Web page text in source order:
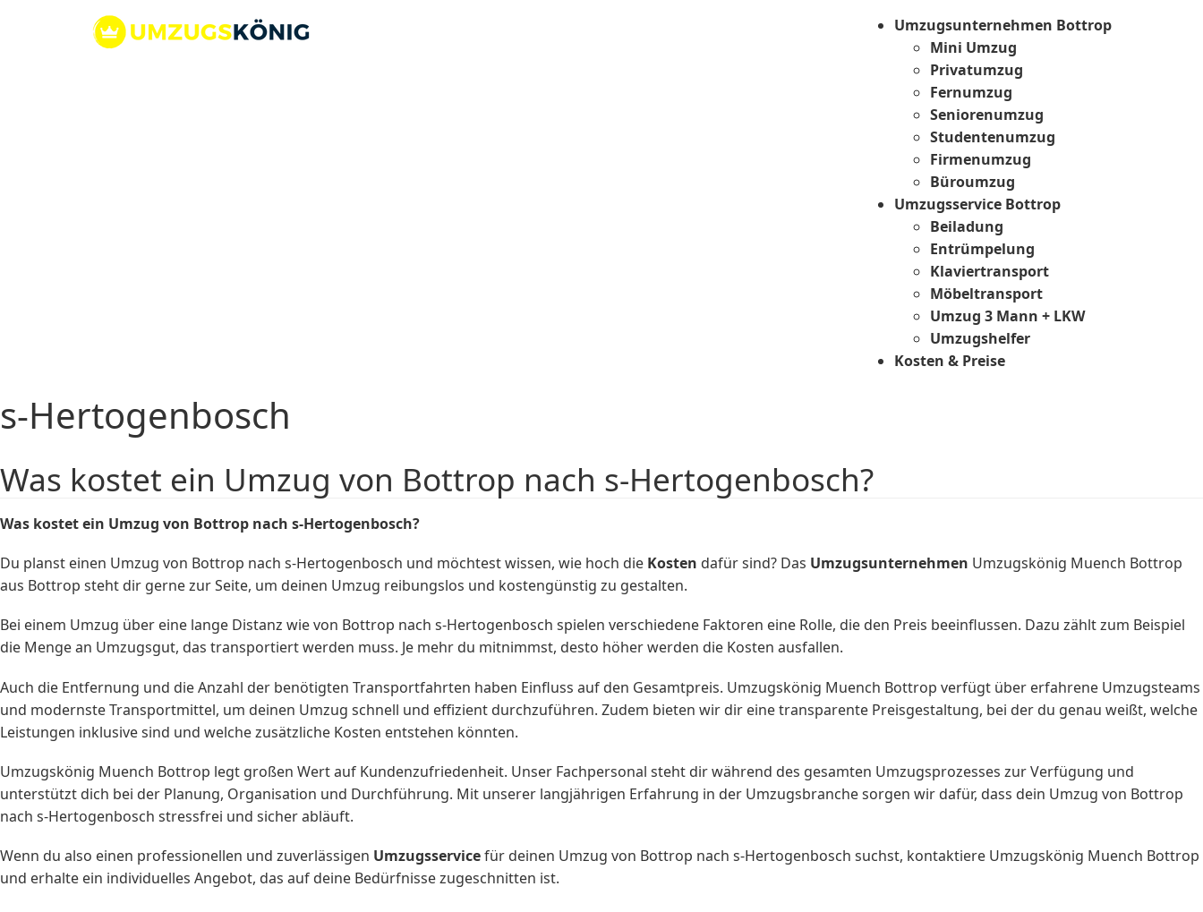
Umzugsunternehmen Bottrop
Mini Umzug
Privatumzug
Fernumzug
Seniorenumzug
Studentenumzug
Firmenumzug
Büroumzug
Umzugsservice Bottrop
Beiladung
Entrümpelung
Klaviertransport
Möbeltransport
Umzug 3 Mann + LKW
Umzugshelfer
Kosten & Preise
s-Hertogenbosch
Was kostet ein Umzug von Bottrop nach s-Hertogenbosch?
Was kostet ein Umzug von Bottrop nach s-Hertogenbosch?
Du planst einen Umzug von Bottrop nach s-Hertogenbosch und möchtest wissen, wie hoch die Kosten dafür sind? Das Umzugsunternehmen Umzugskönig Muench Bottrop
aus Bottrop steht dir gerne zur Seite, um deinen Umzug reibungslos und kostengünstig zu gestalten.
Bei einem Umzug über eine lange Distanz wie von Bottrop nach s-Hertogenbosch spielen verschiedene Faktoren eine Rolle, die den Preis beeinflussen. Dazu zählt zum Beispiel
die Menge an Umzugsgut, das transportiert werden muss. Je mehr du mitnimmst, desto höher werden die Kosten ausfallen.
Auch die Entfernung und die Anzahl der benötigten Transportfahrten haben Einfluss auf den Gesamtpreis. Umzugskönig Muench Bottrop verfügt über erfahrene Umzugsteams
und modernste Transportmittel, um deinen Umzug schnell und effizient durchzuführen. Zudem bieten wir dir eine transparente Preisgestaltung, bei der du genau weißt, welche
Leistungen inklusive sind und welche zusätzliche Kosten entstehen könnten.
Umzugskönig Muench Bottrop legt großen Wert auf Kundenzufriedenheit. Unser Fachpersonal steht dir während des gesamten Umzugsprozesses zur Verfügung und
unterstützt dich bei der Planung, Organisation und Durchführung. Mit unserer langjährigen Erfahrung in der Umzugsbranche sorgen wir dafür, dass dein Umzug von Bottrop
nach s-Hertogenbosch stressfrei und sicher abläuft.
Wenn du also einen professionellen und zuverlässigen Umzugsservicefür deinen Umzug von Bottrop nach s-Hertogenbosch suchst, kontaktiere Umzugskönig Muench Bottrop
und erhalte ein individuelles Angebot, das auf deine Bedürfnisse zugeschnitten ist.